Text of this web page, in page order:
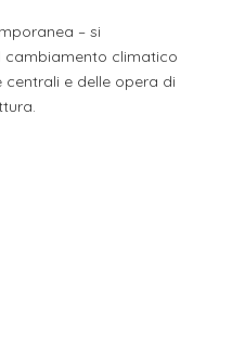
– si
cambiamento climatico
centrali e delle opera di